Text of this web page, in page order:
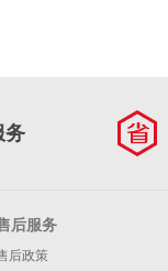
务
后服务
后政策